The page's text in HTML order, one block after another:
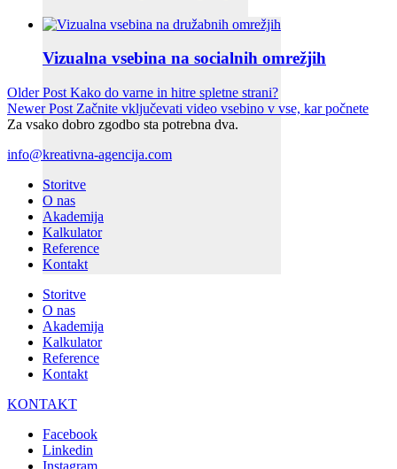
Vizualna vsebina na socialnih omrežjih
Older Post Kako do varne in hitre spletne strani?
Newer Post Začnite vključevati video vsebino v vse, kar počnete
Za vsako dobro zgodbo sta potrebna dva.
info@kreativna-agencija.com
Storitve
O nas
Akademija
Kalkulator
Reference
Kontakt
Storitve
O nas
Akademija
Kalkulator
Reference
Kontakt
KONTAKT
Facebook
Linkedin
Instagram